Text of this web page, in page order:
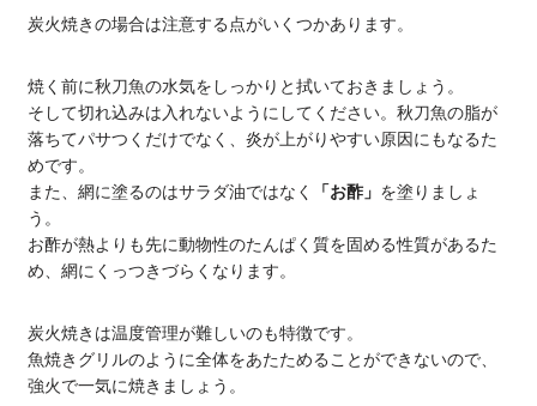
炭火焼きの場合は注意する点がいくつかあります。
焼く前に秋刀魚の水気をしっかりと拭いておきましょう。
そして切れ込みは入れないようにしてください。秋刀魚の脂が
落ちてパサつくだけでなく、炎が上がりやすい原因にもなるた
めです。
また、網に塗るのはサラダ油ではなく
「お酢」 を塗りましょ
う。
お酢が熱よりも先に動物性のたんぱく質を固める性質があるた
め、網にくっつきづらくなります。
炭火焼きは温度管理が難しいのも特徴です。
魚焼きグリルのように全体をあたためることができないので、
強火で一気に焼きましょう。